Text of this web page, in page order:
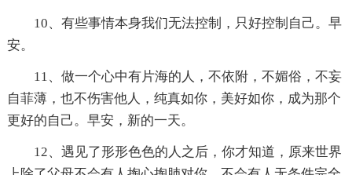
10、有些事情本身我们无法控制，只好控制自己。早
安。
11、做一个心中有片海的人，不依附，不媚俗，不妄
自菲薄，也不伤害他人，纯真如你，美好如你，成为那个
更好的自己。早安，新的一天。
12、遇见了形形色色的人之后，你才知道，原来世界